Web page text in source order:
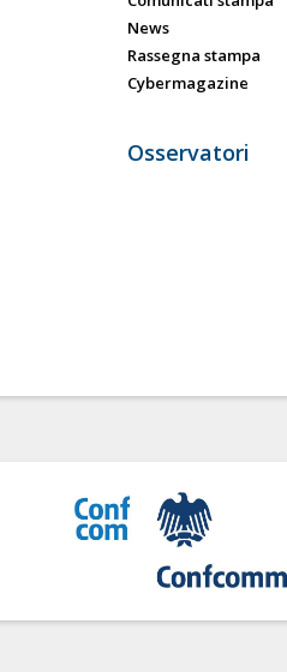
News
Rassegna stampa
Cybermagazine
Osservatori